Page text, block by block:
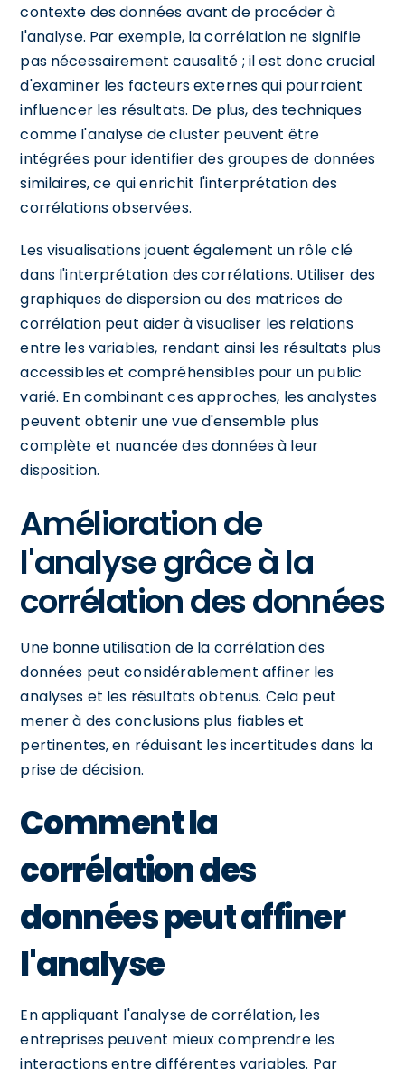
contexte des données avant de procéder à
l'analyse. Par exemple, la corrélation ne signifie
pas nécessairement causalité ; il est donc crucial
d'examiner les facteurs externes qui pourraient
influencer les résultats. De plus, des techniques
comme l'analyse de cluster peuvent être
intégrées pour identifier des groupes de données
similaires, ce qui enrichit l'interprétation des
corrélations observées.
Les visualisations jouent également un rôle clé
dans l'interprétation des corrélations. Utiliser des
graphiques de dispersion ou des matrices de
corrélation peut aider à visualiser les relations
entre les variables, rendant ainsi les résultats plus
accessibles et compréhensibles pour un public
varié. En combinant ces approches, les analystes
peuvent obtenir une vue d'ensemble plus
complète et nuancée des données à leur
disposition.
Amélioration de
l'analyse grâce à la
corrélation des données
Une bonne utilisation de la corrélation des
données peut considérablement affiner les
analyses et les résultats obtenus. Cela peut
mener à des conclusions plus fiables et
pertinentes, en réduisant les incertitudes dans la
prise de décision.
Comment la
corrélation des
données peut affiner
l'analyse
En appliquant l'analyse de corrélation, les
entreprises peuvent mieux comprendre les
interactions entre différentes variables. Par